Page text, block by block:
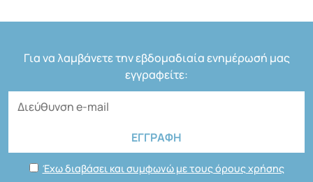
Για να λαμβάνετε την εβδομαδιαία ενημέρωσή μας
εγγραφείτε:
Έχω διαβάσει και συμφωνώ με τους όρους χρήσης